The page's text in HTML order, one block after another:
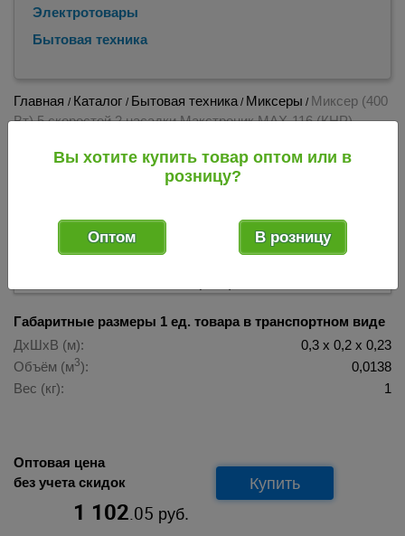
Электротовары
Бытовая техника
Главная / Каталог / Бытовая техника / Миксеры / Миксер (400
Вт) 5 скоростей 2 насадки Макстроник MAX-116 (КНР)
Код товара:027083
Габаритные размеры 1 ед. товара в транспортном виде
ДхШхВ (м):
0,3 х 0,2 х 0,23
Объём (м3):
0,0138
Вес (кг):
1
Оптовая цена
без учета скидок
1 102.05 руб.
Купить
Вы хотите купить товар оптом или в
розницу?
Оптом В розницу